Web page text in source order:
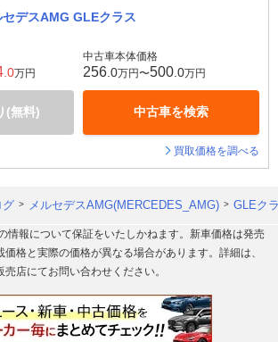
セデスAMG GLEクラス
.0万円
(無料)
中古車本体価格
256 .0万円〜500 .0万円
中古車を検索
買取価格を調べる
グ メルセデスAMG(MERCEDES_AMG) GLEク
情報について保証をいたしかねます。新車価格は発売
格と実際の価格が異なる場合があります。詳細は、
店にてお問い合わせください。